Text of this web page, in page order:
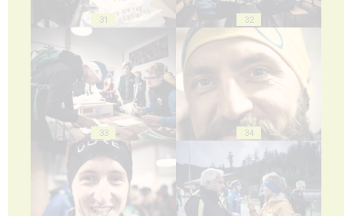
31 32
33 34